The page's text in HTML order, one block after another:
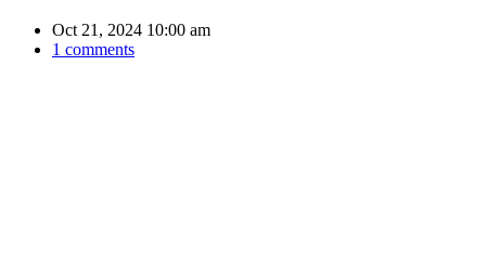
Oct 21, 2024 10:00 am
1 comments